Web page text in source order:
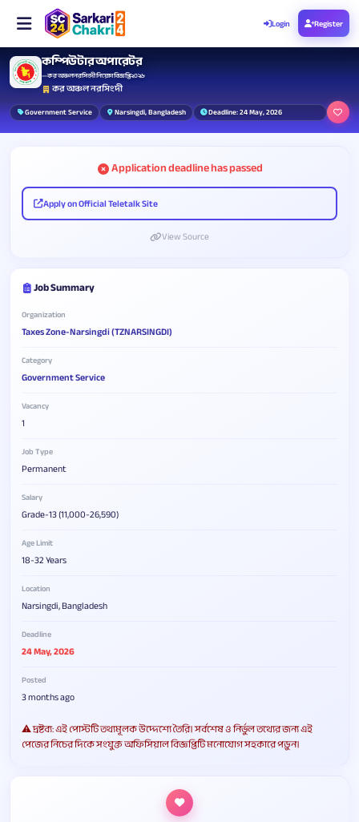
Login Register
কম্পিউটার অপারেটর
— কর অঞ্চল নরসিংদী নিয়োগ বিজ্ঞপ্তি ২০২৬
কর অঞ্চল নরসিংদী
Government Service Narsingdi, Bangladesh Deadline: 24 May, 2026
Application deadline has passed
Apply on Official Teletalk Site
View Source
Job Summary
Organization
Taxes Zone-Narsingdi (TZNARSINGDI)
Category
Government Service
Vacancy
1
Job Type
Permanent
Salary
Grade-13 (11,000-26,590)
Age Limit
18-32 Years
Location
Narsingdi, Bangladesh
Deadline
24 May, 2026
Posted
3 months ago
⚠️ দ্রষ্টব্য: এই পোস্টটি তথ্যমূলক উদ্দেশ্যে তৈরি। সর্বশেষ ও নির্ভুল তথ্যের জন্য এই
পেজের নিচের দিকে সংযুক্ত অফিসিয়াল বিজ্ঞপ্তিটি মনোযোগ সহকারে পড়ুন।